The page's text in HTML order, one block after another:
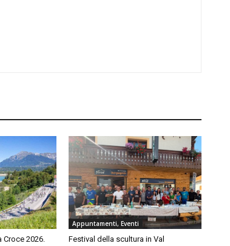
Croce 2026.
Appuntamenti, Eventi
Festival della scultura in Val